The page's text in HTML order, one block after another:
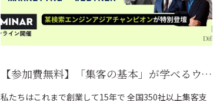
【参加費無料】「集客の基本」が学べるウェビナーを開催！！
私たちはこれまで創業して15年で 全国350社以上集客支